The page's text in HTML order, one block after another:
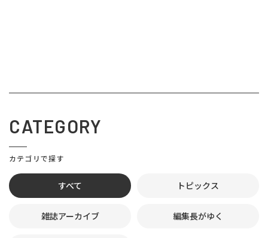
CATEGORY
カテゴリで探す
すべて トピックス
雑誌アーカイブ 編集長がゆく